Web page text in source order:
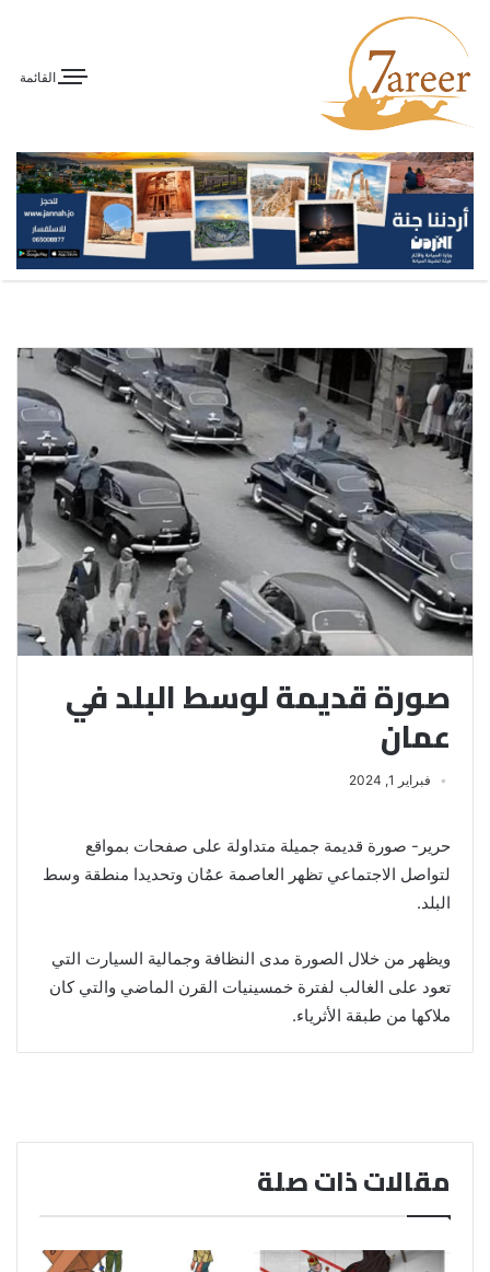
القائمة
صورة قديمة لوسط البلد في
عمان
فبراير 1, 2024
حرير- صورة قديمة جميلة متداولة على صفحات بمواقع
لتواصل الاجتماعي تظهر العاصمة عمٌان وتحديدا منطقة وسط
البلد.
ويظهر من خلال الصورة مدى النظافة وجمالية السيارت التي
تعود على الغالب لفترة خمسينيات القرن الماضي والتي كان
ملاكها من طبقة الأثرياء.
مقالات ذات صلة